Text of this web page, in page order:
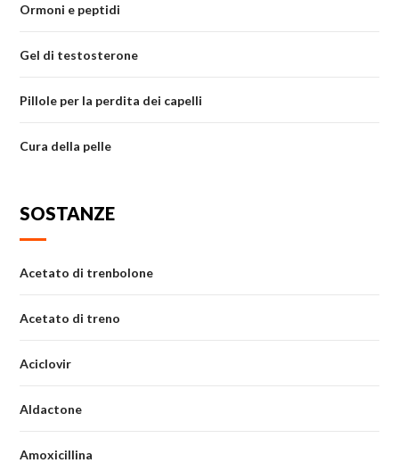
Ormoni e peptidi
Gel di testosterone
Pillole per la perdita dei capelli
Cura della pelle
SOSTANZE
Acetato di trenbolone
Acetato di treno
Aciclovir
Aldactone
Amoxicillina